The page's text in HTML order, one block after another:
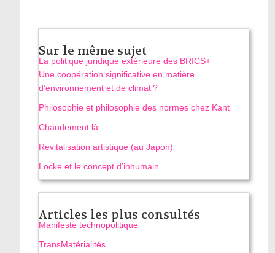
Sur le même sujet
La politique juridique extérieure des BRICS+
Une coopération significative en matière
d’environnement et de climat ?
Philosophie et philosophie des normes chez Kant
Chaudement là
Revitalisation artistique (au Japon)
Locke et le concept d’inhumain
Articles les plus consultés
Manifeste technopolitique
TransMatérialités